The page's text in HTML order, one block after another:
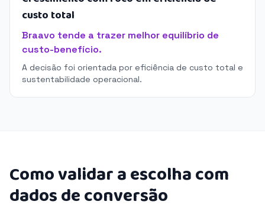
custo total
Braavo tende a trazer melhor equilíbrio de
custo-benefício.
A decisão foi orientada por eficiência de custo total e
sustentabilidade operacional.
Como validar a escolha com
dados de conversão